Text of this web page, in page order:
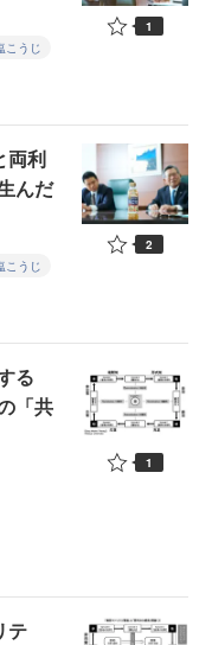
こうじ
1
両利
んだ
こうじ
2
る
「共
1
テ